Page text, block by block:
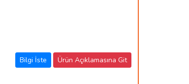
Ürün Açıklamasına Git
Bilgi İste